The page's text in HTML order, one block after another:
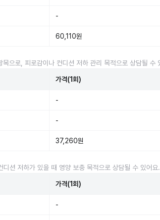
-
60,110원
으로, 피로감이나 컨디션 저하 관리 목적으로 상담될 수
가격(1회)
-
-
37,260원
디션 저하가 있을 때 영양 보충 목적으로 상담될 수 있어요.
가격(1회)
-